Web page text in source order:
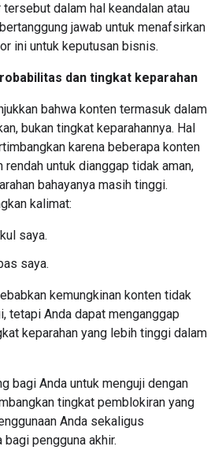
dalam hal keandalan atau
jawab untuk menafsirkan
ini untuk keputusan bisnis.
dan tingkat keparahan
bahwa konten termasuk dalam
bukan tingkat keparahannya. Hal
karena beberapa konten
untuk dianggap tidak aman,
bahayanya masih tinggi.
kalimat:
saya.
saya.
kemungkinan konten tidak
tetapi Anda dapat menganggap
keparahan yang lebih tinggi dalam
bagi Anda untuk menguji dengan
tingkat pemblokiran yang
Anda sekaligus
pengguna akhir.